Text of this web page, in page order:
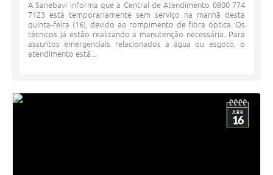
A Sanebavi informa que a Central de Atendimento 0800 774
7123 está temporariamente sem serviço na manhã desta
quinta-feira (16), devido ao rompimento de fibra óptica. Os
técnicos já estão realizando a manutenção necessária. Para
assuntos emergenciais relacionados a água ou esgoto, o
atendimento está...
ABR
16